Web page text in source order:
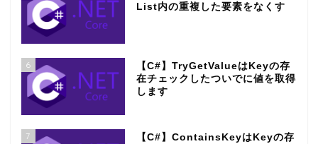
List内の重複した要素をなくす
6
【C#】TryGetValueはKeyの存
在チェックしたついでに値を取得
します
7
【C#】ContainsKeyはKeyの存